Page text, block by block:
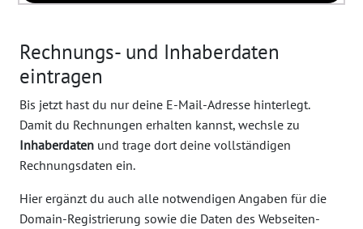
Rechnungs- und Inhaberdaten
eintragen
Bis jetzt hast du nur deine E-Mail-Adresse hinterlegt.
Damit du Rechnungen erhalten kannst, wechsle zu
Inhaberdaten und trage dort deine vollständigen
Rechnungsdaten ein.
Hier ergänzt du auch alle notwendigen Angaben für die
Domain-Registrierung sowie die Daten des Webseiten-